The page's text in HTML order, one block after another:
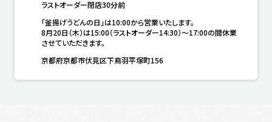
ラストオーダー閉店30分前
「釜揚げうどんの日」は10:00から営業いたします。
8月20日（木）は15:00（ラストオーダー14:30）～17:00の間休業
させていただきます。
京都府京都市伏見区下鳥羽平塚町156